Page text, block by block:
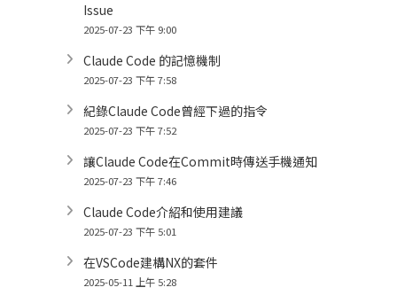
Issue
2025-07-23 下午 9:00
Claude Code 的記憶機制
2025-07-23 下午 7:58
紀錄Claude Code曾經下過的指令
2025-07-23 下午 7:52
讓Claude Code在Commit時傳送手機通知
2025-07-23 下午 7:46
Claude Code介紹和使用建議
2025-07-23 下午 5:01
在VSCode建構NX的套件
2025-05-11 上午 5:28